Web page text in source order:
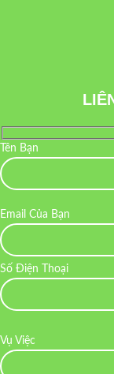
Tên Bạn
Email Của Bạn
Số Điện Thoại
Vụ Việc